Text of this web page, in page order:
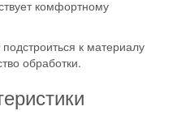
комфортному
к материалу
обработки.